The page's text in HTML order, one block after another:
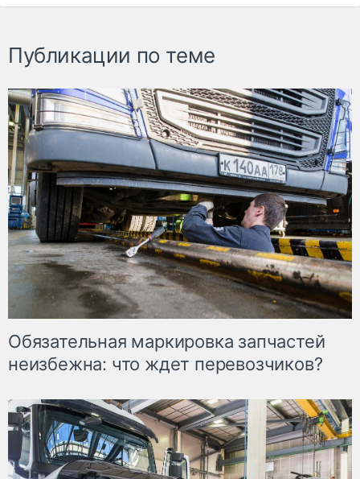
Публикации по теме
Обязательная маркировка запчастей
неизбежна: что ждет перевозчиков?